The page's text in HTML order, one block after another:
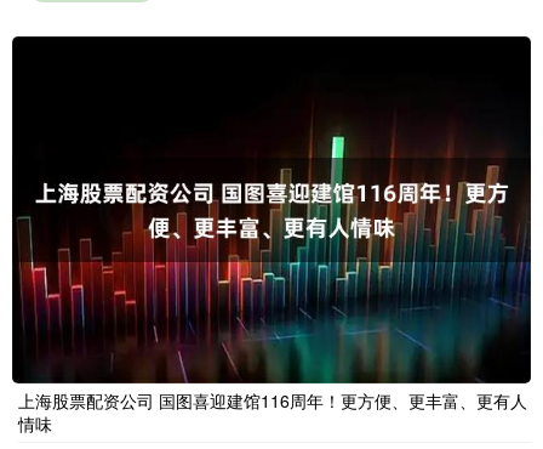
上海股票配资公司 国图喜迎建馆116周年！更方便、更丰富、更有人
情味